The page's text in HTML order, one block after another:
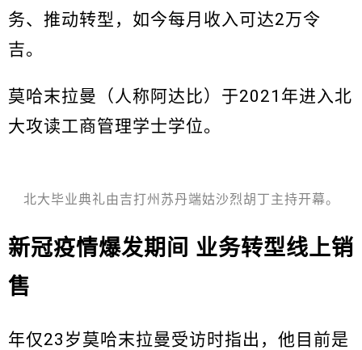
务、推动转型，如今每月收入可达2万令
吉。
莫哈末拉曼（人称阿达比）于2021年进入北
大攻读工商管理学士学位。
北大毕业典礼由吉打州苏丹端姑沙烈胡丁主持开幕。
新冠疫情爆发期间 业务转型线上销
售
年仅23岁莫哈末拉曼受访时指出，他目前是